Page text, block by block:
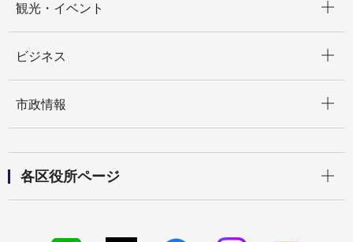
観光・イベント
ビジネス
市政情報
各区役所ページ